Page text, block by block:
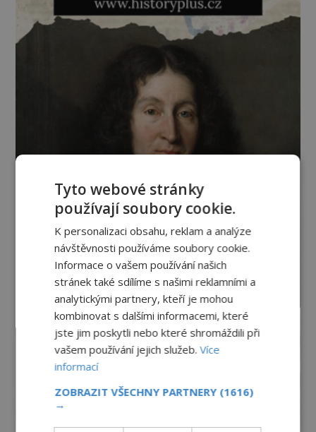
Tyto webové stránky
používají soubory cookie.
K personalizaci obsahu, reklam a analýze
návštěvnosti používáme soubory cookie.
Informace o vašem používání našich
stránek také sdílíme s našimi reklamními a
analytickými partnery, kteří je mohou
kombinovat s dalšími informacemi, které
jste jim poskytli nebo které shromáždili při
vašem používání jejich služeb.Více
informací
ZOBRAZIT VŠECHNY PARTNERY (1616)
→